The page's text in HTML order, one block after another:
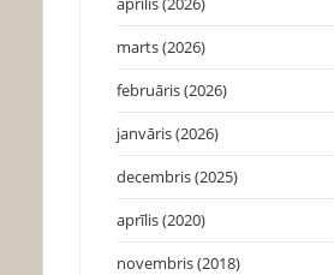
marts (2026)
februāris (2026)
janvāris (2026)
decembris (2025)
aprīlis (2020)
novembris (2018)